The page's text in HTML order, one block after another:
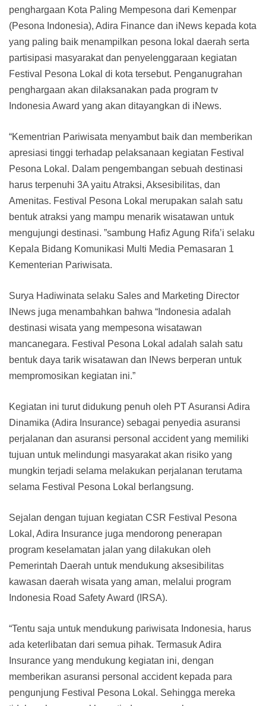
penghargaan Kota Paling Mempesona dari Kemenpar
(Pesona Indonesia), Adira Finance dan iNews kepada kota
yang paling baik menampilkan pesona lokal daerah serta
partisipasi masyarakat dan penyelenggaraan kegiatan
Festival Pesona Lokal di kota tersebut. Penganugrahan
penghargaan akan dilaksanakan pada program tv
Indonesia Award yang akan ditayangkan di iNews.
“Kementrian Pariwisata menyambut baik dan memberikan
apresiasi tinggi terhadap pelaksanaan kegiatan Festival
Pesona Lokal. Dalam pengembangan sebuah destinasi
harus terpenuhi 3A yaitu Atraksi, Aksesibilitas, dan
Amenitas. Festival Pesona Lokal merupakan salah satu
bentuk atraksi yang mampu menarik wisatawan untuk
mengujungi destinasi. ”sambung Hafiz Agung Rifa’i selaku
Kepala Bidang Komunikasi Multi Media Pemasaran 1
Kementerian Pariwisata.
Surya Hadiwinata selaku Sales and Marketing Director
INews juga menambahkan bahwa “Indonesia adalah
destinasi wisata yang mempesona wisatawan
mancanegara. Festival Pesona Lokal adalah salah satu
bentuk daya tarik wisatawan dan INews berperan untuk
mempromosikan kegiatan ini.”
Kegiatan ini turut didukung penuh oleh PT Asuransi Adira
Dinamika (Adira Insurance) sebagai penyedia asuransi
perjalanan dan asuransi personal accident yang memiliki
tujuan untuk melindungi masyarakat akan risiko yang
mungkin terjadi selama melakukan perjalanan terutama
selama Festival Pesona Lokal berlangsung.
Sejalan dengan tujuan kegiatan CSR Festival Pesona
Lokal, Adira Insurance juga mendorong penerapan
program keselamatan jalan yang dilakukan oleh
Pemerintah Daerah untuk mendukung aksesibilitas
kawasan daerah wisata yang aman, melalui program
Indonesia Road Safety Award (IRSA).
“Tentu saja untuk mendukung pariwisata Indonesia, harus
ada keterlibatan dari semua pihak. Termasuk Adira
Insurance yang mendukung kegiatan ini, dengan
memberikan asuransi personal accident kepada para
pengunjung Festival Pesona Lokal. Sehingga mereka